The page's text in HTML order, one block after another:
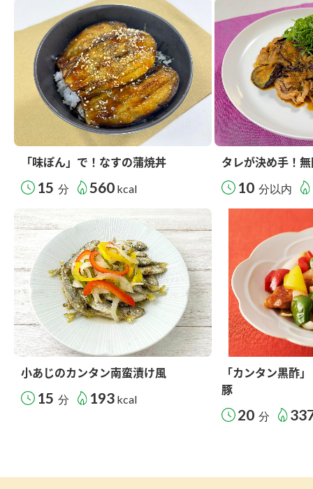
「味ぽん」で！なすの蒲焼丼
15 分 560 kcal
タレが決め手！
10 分以内
小あじのカンタン南蛮漬け風
15 分 193 kcal
「カンタン黒酢
豚
20 分